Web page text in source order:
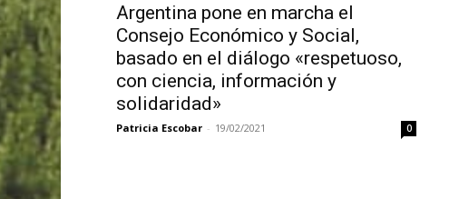
Argentina pone en marcha el
Consejo Económico y Social,
basado en el diálogo «respetuoso,
con ciencia, información y
solidaridad»
Patricia Escobar - 19/02/2021 0